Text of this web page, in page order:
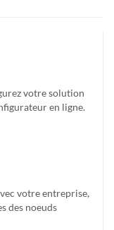
votre solution
en ligne.
votre entreprise,
des noeuds